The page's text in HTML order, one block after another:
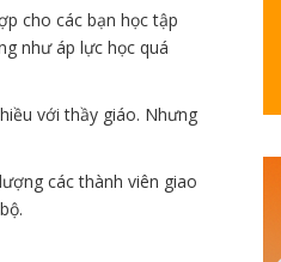
cho các bạn học tập
như áp lực học quá
với thầy giáo. Nhưng
các thành viên giao